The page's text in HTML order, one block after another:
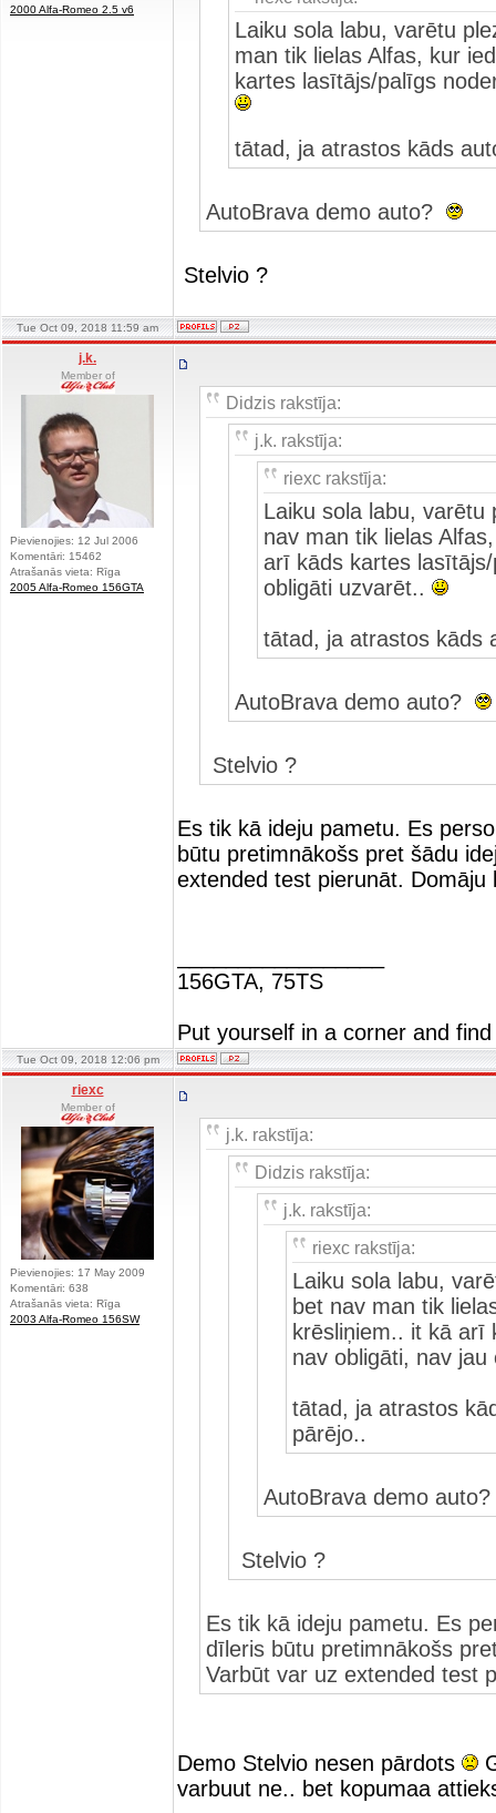
2000 Alfa-Romeo 2.5 v6
Laiku sola labu, varētu
man tik lielas Alfas, kur
kartes lasītājs/palīgs
tātad, ja atrastos kāds
AutoBrava demo auto?
Stelvio ?
Tue Oct 09, 2018 11:59 am
j.k.
Member of
Pievienojies: 12 Jul 2006
Komentāri: 15462
Atrašanās vieta: Rīga
2005 Alfa-Romeo 156GTA
Didzis rakstīja:
j.k. rakstīja:
riexc rakstīja:
Laiku sola labu,
nav man tik lielas
arī kāds kartes
obligāti uzvarēt..
tātad, ja atrastos kāds
AutoBrava demo auto?
Stelvio ?
Es tik kā ideju pametu. Es
būtu pretimnākošs pret šādu
extended test pierunāt.
156GTA, 75TS
Put yourself in a corner and
Tue Oct 09, 2018 12:06 pm
riexc
Member of
Pievienojies: 17 May 2009
Komentāri: 638
Atrašanās vieta: Rīga
2003 Alfa-Romeo 156SW
j.k. rakstīja:
Didzis rakstīja:
j.k. rakstīja:
riexc rakstīja:
Laiku sola labu,
bet nav man tik
krēsliņiem.. it kā arī
nav obligāti, nav
tātad, ja atrastos
pārējo..
AutoBrava demo
Stelvio ?
Es tik kā ideju pametu. Es
dīleris būtu pretimnākošs
Varbūt var uz extended test
Demo Stelvio nesen pārdots
varbuut ne.. bet kopumaa